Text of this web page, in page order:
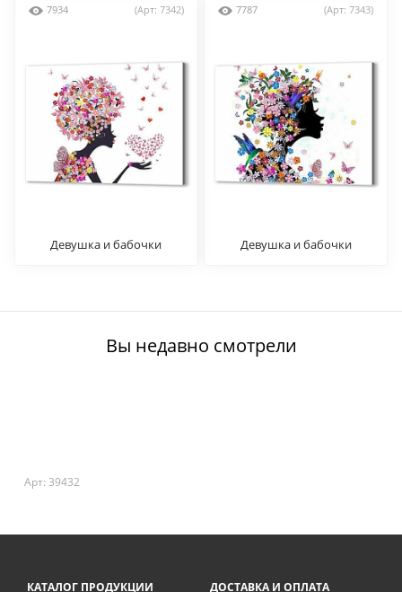
7934 (Арт: 7342)
Девушка и бабочки
7787 (Арт: 7343)
Девушка и бабочки
Вы недавно смотрели
Арт: 39432
КАТАЛОГ ПРОДУКЦИИ ДОСТАВКА И ОПЛАТА